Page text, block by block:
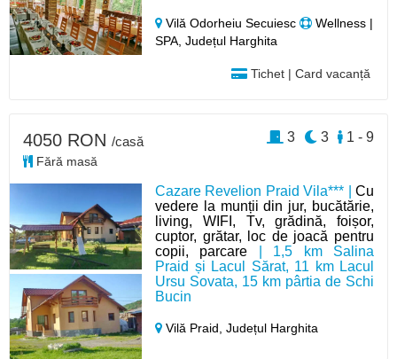
Vilă Odorheiu Secuiesc
Wellness |
SPA, Județul Harghita
Tichet | Card vacanță
Cazare Revelion Praid Vila*** | Cu
vedere la munții din jur, bucătărie,
living, WIFI, Tv, grădină, foișor,
cuptor, grătar, loc de joacă pentru
copii, parcare | 1,5 km Salina
Praid și Lacul Sărat, 11 km Lacul
Ursu Sovata, 15 km pârtia de Schi
Bucin
Vilă Praid,Județul Harghita
4050 RON /casă
Fără masă
1 - 9
3
3